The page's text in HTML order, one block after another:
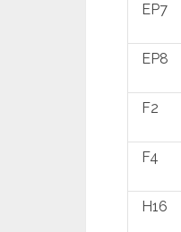
EP7
EP8
F2
F4
H16